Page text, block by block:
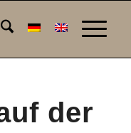
der